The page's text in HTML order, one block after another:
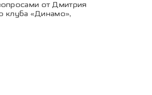
от Дмитрия
клуба «Динамо»,